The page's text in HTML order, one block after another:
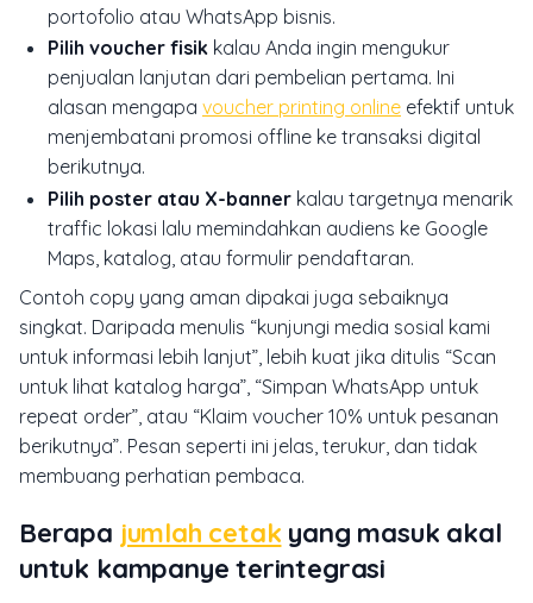
portofolio atau WhatsApp bisnis.
Pilih voucher fisik kalau Anda ingin mengukur
penjualan lanjutan dari pembelian pertama. Ini
alasan mengapa voucher printing online efektif untuk
menjembatani promosi offline ke transaksi digital
berikutnya.
Pilih poster atau X-banner kalau targetnya menarik
traffic lokasi lalu memindahkan audiens ke Google
Maps, katalog, atau formulir pendaftaran.
Contoh copy yang aman dipakai juga sebaiknya
singkat. Daripada menulis “kunjungi media sosial kami
untuk informasi lebih lanjut”, lebih kuat jika ditulis “Scan
untuk lihat katalog harga”, “Simpan WhatsApp untuk
repeat order”, atau “Klaim voucher 10% untuk pesanan
berikutnya”. Pesan seperti ini jelas, terukur, dan tidak
membuang perhatian pembaca.
Berapa jumlah cetak yang masuk akal
untuk kampanye terintegrasi